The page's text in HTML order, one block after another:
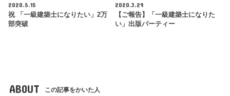
2020.5.15
祝 「一級建築士になりたい」2万
部突破
2020.3.29
【ご報告】「一級建築士になりた
い」出版パーティー
ABOUT この記事をかいた人